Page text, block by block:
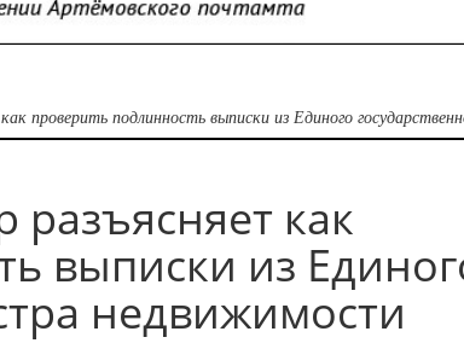
проверить подлинность выписки из Единого
разъясняет как
выписки из
недвижимости